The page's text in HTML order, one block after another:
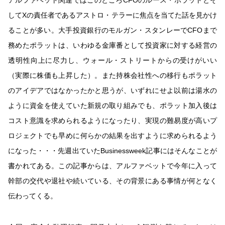
してXの責任者であるアストロ・テラーに焦点を当てた話を見かけ
ることが多い。大手投資銀行のモルガン・スタンレーでCFOまで
務めたポラットは、いわゆる金庫番として投資家に対する経営の
透明性向上に尽力し、ウォール・ストリートからの受けがいい
（実際に株価も上昇した）。また持株会社性への移行もポラット
のアイデアではなかったかと思うが、いずれにせよ以前は湯水の
ように資金を使えていた新規の取り組みでも、ポラット加入後は
コスト意識を求められるようになったり、実現の難易度が高いプ
ロジェクトでも早めに何らかの結果を出すように求められるよう
になった・・・先週出ていたBusinessweek記事にはそんなことが
書かれてある。この記事からは、アルファベットで今年に入って
幹部の交代や退社や続いている、その背景にある事情が何となく
伝わってくる。